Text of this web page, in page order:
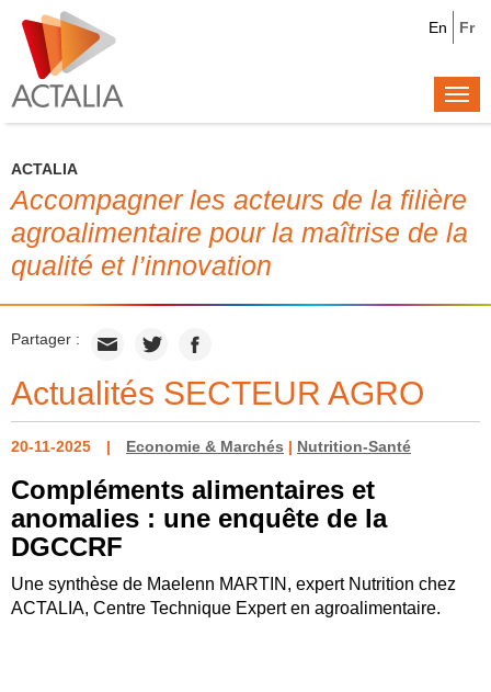
Fr
En
ACTALIA
Accompagner les acteurs de la filière
agroalimentaire pour la maîtrise de la
qualité et l’innovation
Partager :
Actualités SECTEUR AGRO
20-11-2025 Economie & Marchés | Nutrition-Santé
Compléments alimentaires et
anomalies : une enquête de la
DGCCRF
Une synthèse de Maelenn MARTIN, expert Nutrition chez
ACTALIA, Centre Technique Expert en agroalimentaire.